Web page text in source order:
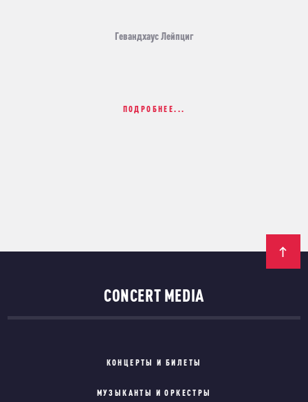
Гевандхаус Лейпциг
ПОДРОБНЕЕ...
CONCERT MEDIA
КОНЦЕРТЫ И БИЛЕТЫ
МУЗЫКАНТЫ И ОРКЕСТРЫ